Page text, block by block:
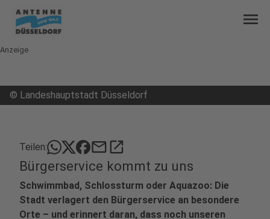
menu
Anzeige
© Landeshauptstadt Düsseldorf
Teilen: mailopen_in_new
Bürgerservice kommt zu uns
Schwimmbad, Schlossturm oder Aquazoo: Die
Stadt verlagert den Bürgerservice an besondere
Orte – und erinnert daran, dass noch unseren